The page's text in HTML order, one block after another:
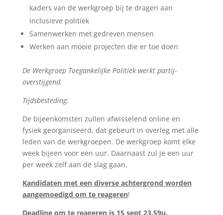
kaders van de werkgroep bij te dragen aan
inclusieve politiek
Samenwerken met gedreven mensen
Werken aan mooie projecten die er toe doen
De Werkgroep Toegankelijke Politiek werkt partij-
overstijgend.
Tijdsbesteding:
De bijeenkomsten zullen afwisselend online en
fysiek georganiseerd, dat gebeurt in overleg met alle
leden van de werkgroepen. De werkgroep komt elke
week bijeen voor een uur. Daarnaast zul je een uur
per week zelf aan de slag gaan.
Kandidaten met een diverse achtergrond worden
aangemoedigd om te reageren!
Deadline om te reageren is 15 sept 23.59u.